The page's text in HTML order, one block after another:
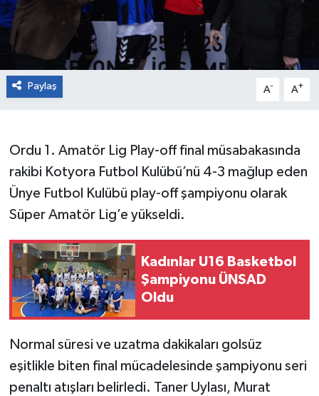
Paylaş A- A+
Ordu 1. Amatör Lig Play-off final müsabakasında
rakibi Kotyora Futbol Kulübü’nü 4-3 mağlup eden
Ünye Futbol Kulübü play-off şampiyonu olarak
Süper Amatör Lig’e yükseldi.
Kadınlar U16 Basketbol
Şampiyonu ÜNSAD
Oldu
Normal süresi ve uzatma dakikaları golsüz
eşitlikle biten final mücadelesinde şampiyonu seri
penaltı atışları belirledi. Taner Uylası, Murat